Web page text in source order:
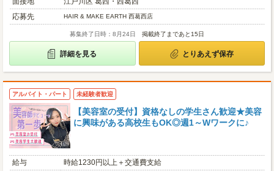
応募先
HAIR & MAKE EARTH 西葛西店
募集終了日時：8月24日 掲載終了まであと15日
詳細を見る とりあえず保存
アルバイト・パート 未経験者歓迎
【美容室の受付】資格なしの学生さん歓迎★美容
に興味がある高校生もOK◎週1～Wワークに♪
給与
時給1230円以上＋交通費支給